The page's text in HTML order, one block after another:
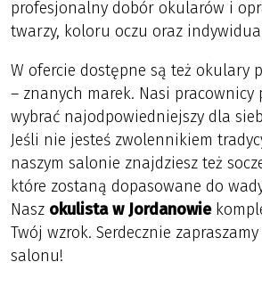
profesjonalny dobór okularów i
twarzy, koloru oczu oraz
W ofercie dostępne są też okulary
– znanych marek. Nasi pracownicy
wybrać najodpowiedniejszy dla
Jeśli nie jesteś zwolennikiem
naszym salonie znajdziesz też
które zostaną dopasowane do
Nasz okulista w Jordanowie
Twój wzrok. Serdecznie
salonu!